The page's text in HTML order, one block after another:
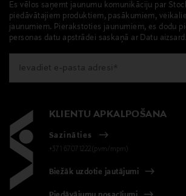
Es vēlos saņemt jaunumu komunikāciju par
piedāvātajiem produktiem, pasākumiem,
jaunumiem. Pierakstoties jaunumiem, es dodu
personas datu apstrādei saskaņā ar Datu
KLIENTU APKALPOŠANA
Sazināties
+371 67071222(pvm/mpm)
Biežāk uzdotie jautājumi